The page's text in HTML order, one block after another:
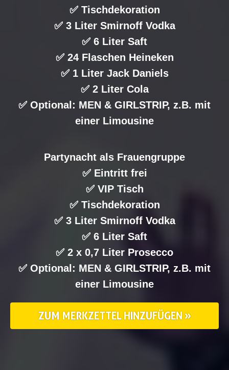
✅ Tischdekoration
✅ 3 Liter Smirnoff Vodka
✅ 6 Liter Saft
✅ 24 Flaschen Heineken
✅ 1 Liter Jack Daniels
✅ 2 Liter Cola
✅ Optional: MEN & GIRLSTRIP, z.B. mit
einer Limousine
Partynacht als Frauengruppe
✅ Eintritt frei
✅ VIP Tisch
✅ Tischdekoration
✅ 3 Liter Smirnoff Vodka
✅ 6 Liter Saft
✅ 2 x 0,7 Liter Prosecco
✅ Optional: MEN & GIRLSTRIP, z.B. mit
einer Limousine
ZUM MERKZETTEL HINZUFÜGEN »